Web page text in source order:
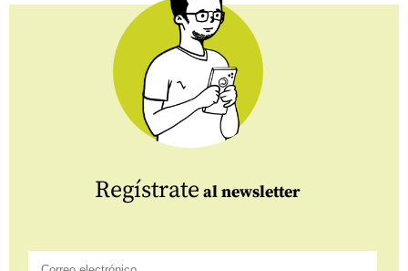
Regístrate al newsletter